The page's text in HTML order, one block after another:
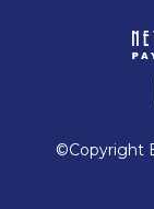
©Copyright